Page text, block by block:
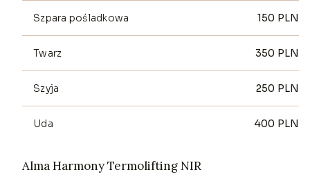
Szpara pośladkowa 150 PLN
Twarz 350 PLN
Szyja 250 PLN
Uda 400 PLN
Alma Harmony Termolifting NIR